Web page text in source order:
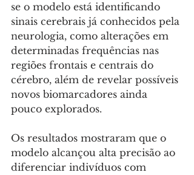
se o modelo está identificando
sinais cerebrais já conhecidos pela
neurologia, como alterações em
determinadas frequências nas
regiões frontais e centrais do
cérebro, além de revelar possíveis
novos biomarcadores ainda
pouco explorados.
Os resultados mostraram que o
modelo alcançou alta precisão ao
diferenciar indivíduos com